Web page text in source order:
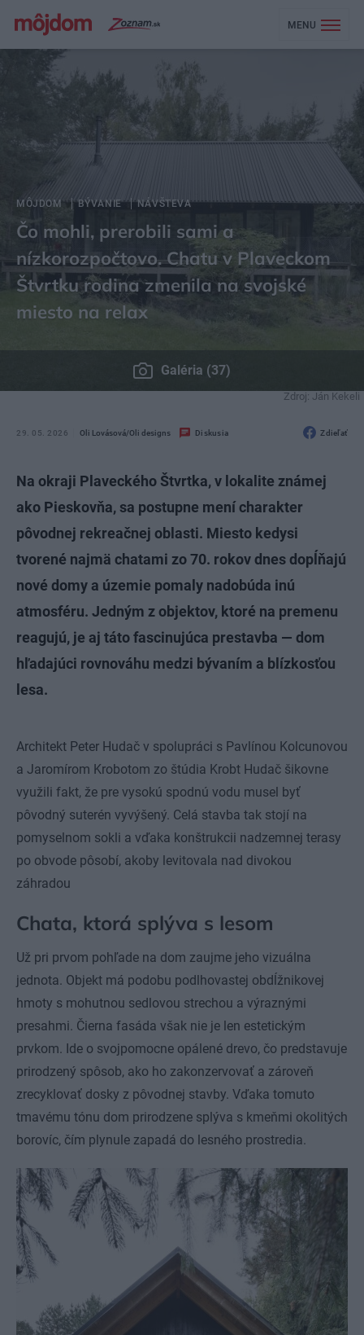
MENU
MÔJDOM BÝVANIE NÁVŠTEVA
Čo mohli, prerobili sami a
nízkorozpočtovo. Chatu v Plaveckom
Štvrtku rodina zmenila na svojské
miesto na relax
Galéria (37)
Zdroj: Ján Kekeli
29. 05. 2026 Oli Lovásová/Oli designs Diskusia Zdieľať
Na okraji Plaveckého Štvrtka, v lokalite známej
ako Pieskovňa, sa postupne mení charakter
pôvodnej rekreačnej oblasti. Miesto kedysi
tvorené najmä chatami zo 70. rokov dnes dopĺňajú
nové domy a územie pomaly nadobúda inú
atmosféru. Jedným z objektov, ktoré na premenu
reagujú, je aj táto fascinujúca prestavba — dom
hľadajúci rovnováhu medzi bývaním a blízkosťou
lesa.
Architekt Peter Hudač v spolupráci s Pavlínou Kolcunovou
a Jaromírom Krobotom zo štúdia Krobt Hudač šikovne
využili fakt, že pre vysokú spodnú vodu musel byť
pôvodný suterén vyvýšený. Celá stavba tak stojí na
pomyselnom sokli a vďaka konštrukcii nadzemnej terasy
po obvode pôsobí, akoby levitovala nad divokou
záhradou
Chata, ktorá splýva s lesom
Už pri prvom pohľade na dom zaujme jeho vizuálna
jednota. Objekt má podobu podlhovastej obdĺžnikovej
hmoty s mohutnou sedlovou strechou a výraznými
presahmi. Čierna fasáda však nie je len estetickým
prvkom. Ide o svojpomocne opálené drevo, čo predstavuje
prirodzený spôsob, ako ho zakonzervovať a zároveň
zrecyklovať dosky z pôvodnej stavby. Vďaka tomuto
tmavému tónu dom prirodzene splýva s kmeňmi okolitých
borovíc, čím plynule zapadá do lesného prostredia.